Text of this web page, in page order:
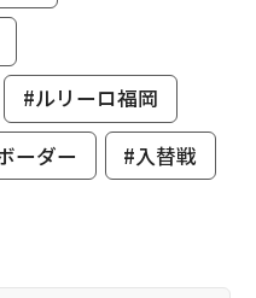
#ルリーロ福岡
ーダー #入替戦